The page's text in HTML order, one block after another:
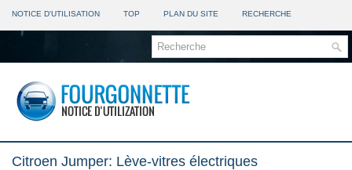
NOTICE D'UTILISATION TOP PLAN DU SITE RECHERCHE
Citroen Jumper: Lève-vitres électriques